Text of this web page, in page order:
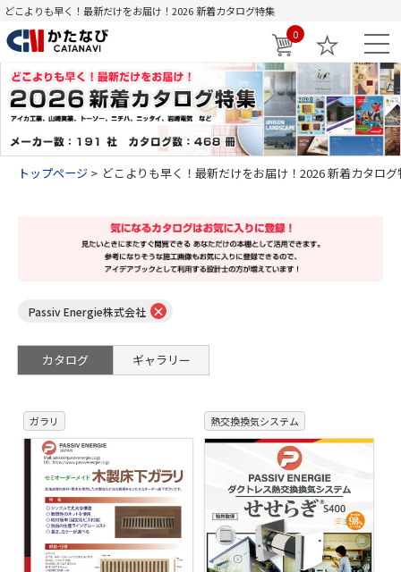
どこよりも早く！最新だけをお届け！2026 新着カタログ特集
0
トップページ どこよりも早く！最新だけをお届け！2026 新着カタログ
Passiv Energie株式会社 ×
カタログ ギャラリー
ガラリ 熱交換換気システム